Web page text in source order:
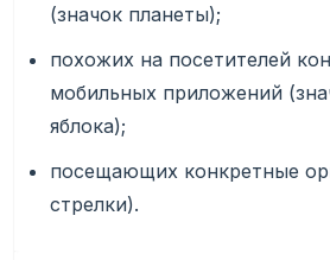
(значок планеты);
похожих на посетителей
мобильных приложений
яблока);
посещающих конкретные
стрелки).